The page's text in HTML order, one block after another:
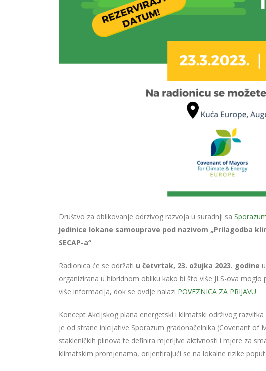
Društvo za oblikovanje odrzivog razvoja u suradnji sa
jedinice lokane samouprave pod nazivom „Prilagodba
SECAP-a“.
Radionica će se održati u četvrtak, 23. ožujka 2023. godine
organizirana u hibridnom obliku kako bi što više JLS-ova
više informacija, dok se ovdje nalazi POVEZNICA ZA PRIJAVU.
Koncept Akcijskog plana energetski i klimatski održivog
je od strane inicijative Sporazum gradonačelnika (Covenant of
stakleničkih plinova te definira mjerljive aktivnosti i mjere za
klimatskim promjenama, orijentirajući se na lokalne rizike